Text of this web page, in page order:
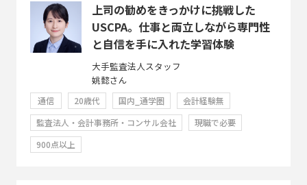
上司の勧めをきっかけに挑戦した
USCPA。仕事と両立しながら専門性
と自信を手に入れた学習体験
大手監査法人スタッフ
姚懿さん
通信 20歳代 国内_通学圏
会計経験無
監査法人・会計事務所・コンサル会社
現職で必要
900点以上